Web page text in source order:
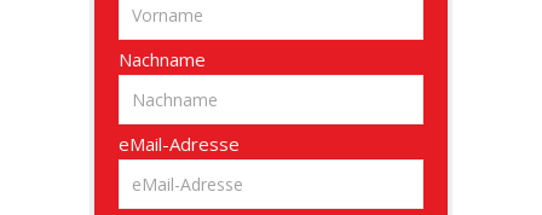
Nachname
eMail-Adresse